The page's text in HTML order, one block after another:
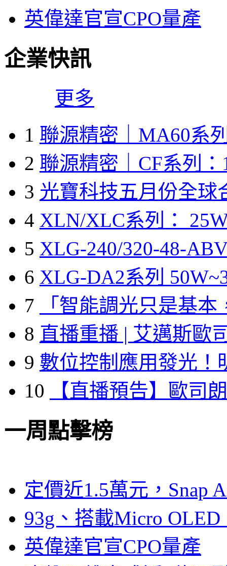
英偉達官宣CPO量產
企業快訊
更多
1 聯源精密｜MA60系
2 聯源精密｜CF系列：
3 光寶科技五月份全球
4 XLN/XLC系列：
5 XLG-240/320-48-
6 XLG-DA2系列
7
「智能調光只是基本
8 直播重播 | 艾邁斯歐
9 數位控制應用發光！
10
【直播預告】歐司
一周點擊榜
定價近1.5萬元，Snap
93g、搭載Micro
英偉達官宣CPO量產